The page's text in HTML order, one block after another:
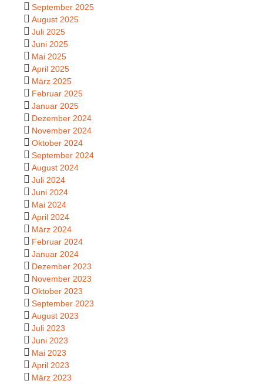
September 2025
August 2025
Juli 2025
Juni 2025
Mai 2025
April 2025
März 2025
Februar 2025
Januar 2025
Dezember 2024
November 2024
Oktober 2024
September 2024
August 2024
Juli 2024
Juni 2024
Mai 2024
April 2024
März 2024
Februar 2024
Januar 2024
Dezember 2023
November 2023
Oktober 2023
September 2023
August 2023
Juli 2023
Juni 2023
Mai 2023
April 2023
März 2023